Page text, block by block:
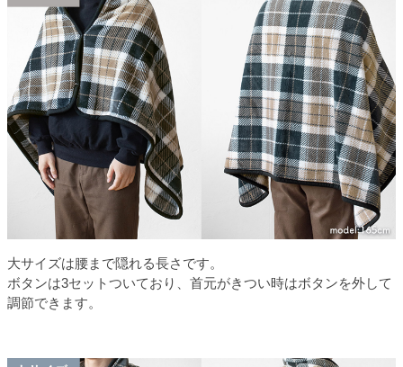
大サイズは腰まで隠れる長さです。
ボタンは3セットついており、首元がきつい時はボタンを外して
調節できます。